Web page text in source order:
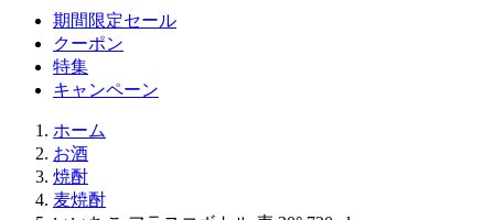
期間限定セール
クーポン
特集
キャンペーン
ホーム
お酒
焼酎
麦焼酎